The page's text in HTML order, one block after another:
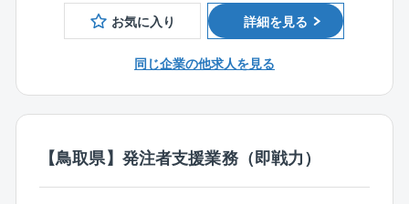
す。
入社後は同社のこと、仕事の流れをまずは知って頂く
あなた自身のスキルも活かしつつ、徐々に慣れていき
お気に入り 詳細を見る
同じ企業の他求人を見る
【鳥取県】発注者支援業務（即戦力）